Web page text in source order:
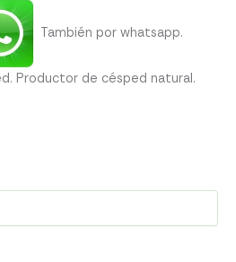
También por whatsapp.
Productor de césped natural.